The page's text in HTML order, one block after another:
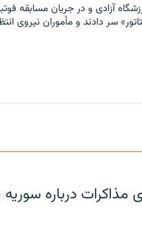
آزادی و در جریان مسابقه
سر دادند و مأموران نیروی
درباره سوریه